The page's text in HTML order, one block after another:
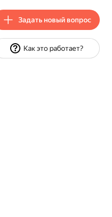
Задать новый вопрос
Как это работает?